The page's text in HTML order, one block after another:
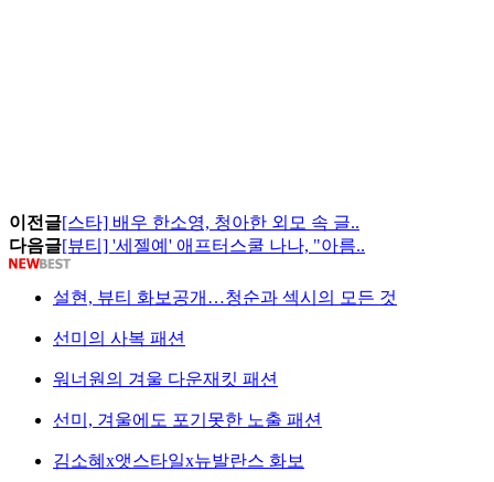
이전글[스타] 배우 한소영, 청아한 외모 속 글..
다음글[뷰티] '세젤예' 애프터스쿨 나나, "아름..
설현, 뷰티 화보공개…청순과 섹시의 모든 것
선미의 사복 패션
워너원의 겨울 다운재킷 패션
선미, 겨울에도 포기못한 노출 패션
김소혜x앳스타일x뉴발란스 화보